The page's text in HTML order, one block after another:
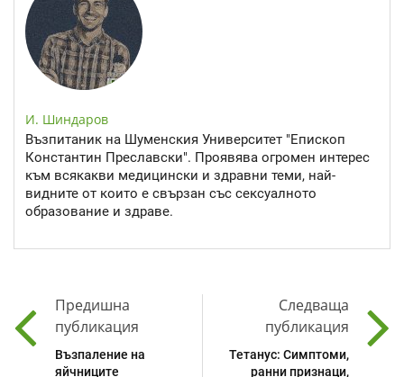
И. Шиндаров
Възпитаник на Шуменския Университет "Епископ
Константин Преславски". Проявява огромен интерес
към всякакви медицински и здравни теми, най-
видните от които е свързан със сексуалното
образование и здраве.
Предишна
публикация
Възпаление на
яйчниците
Следваща
публикация
Тетанус: Симптоми,
ранни признаци,